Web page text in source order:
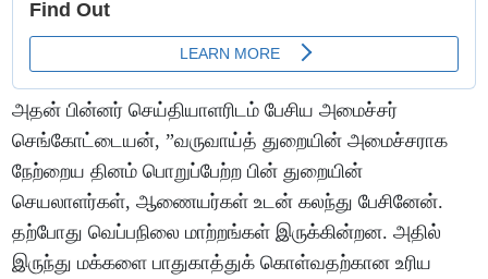
அதன் பின்னர் செய்தியாளரிடம் பேசிய அமைச்சர்
செங்கோட்டையன், ”வருவாய்த் துறையின் அமைச்சராக
நேற்றைய தினம் பொறுப்பேற்ற பின் துறையின்
செயலாளர்கள், ஆணையர்கள் உடன் கலந்து பேசினேன்.
தற்போது வெப்பநிலை மாற்றங்கள் இருக்கின்றன. அதில்
இருந்து மக்களை பாதுகாத்துக் கொள்வதற்கான உரிய